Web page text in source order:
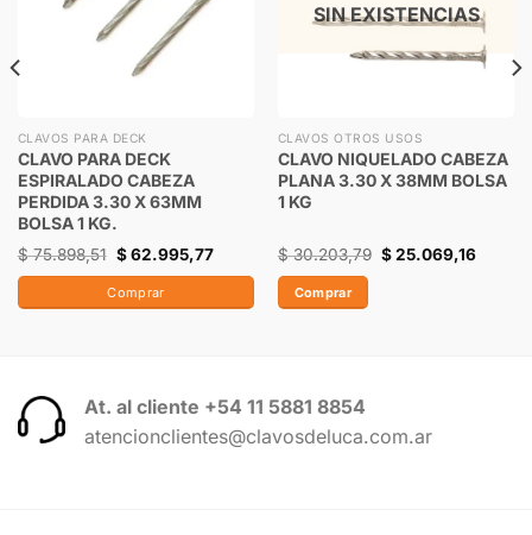
CLAVOS PARA DECK
CLAVO PARA DECK
ESPIRALADO CABEZA
PERDIDA 3.30 X 63MM
BOLSA 1 KG.
$75.898,51 $62.995,77
Comprar
SIN EXISTENCIAS
CLAVOS OTROS USOS
CLAVO NIQUELADO CABEZA
PLANA 3.30 X 38MM BOLSA
1 KG
$30.203,79 $25.069,16
Comprar
At. al cliente +54 11 5881 8854
atencionclientes@clavosdeluca.com.ar